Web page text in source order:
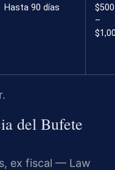
Hasta 90 días
$500
–
del Bufete
ex fiscal — Law